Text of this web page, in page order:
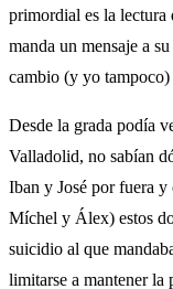
primordial es la lectura
manda un mensaje a
cambio (y yo
Desde la grada podía
Valladolid, no sabían
Iban y José por fuera
Míchel y Álex) estos
suicidio al que
limitarse a mantener la